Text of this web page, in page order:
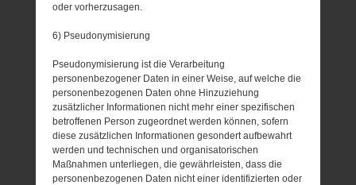
oder vorherzusagen.
6) Pseudonymisierung
Pseudonymisierung ist die Verarbeitung
personenbezogener Daten in einer Weise, auf welche die
personenbezogenen Daten ohne Hinzuziehung
zusätzlicher Informationen nicht mehr einer spezifischen
betroffenen Person zugeordnet werden können, sofern
diese zusätzlichen Informationen gesondert aufbewahrt
werden und technischen und organisatorischen
Maßnahmen unterliegen, die gewährleisten, dass die
personenbezogenen Daten nicht einer identifizierten oder